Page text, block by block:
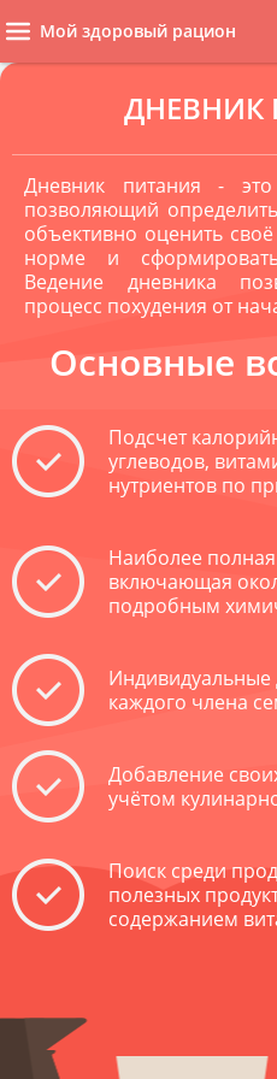
Мой здоровый рацион
ДНЕВНИК
Дневник питания - это
позволяющий
объективно оценить
норме и
Ведение дневника
процесс похудения от
Основные
Подсчет
углеводов,
нутриентов по
Наиболее
включающая
подробным
Индивидуальные
каждого члена
Добавление
учётом
Поиск среди
полезных
содержанием